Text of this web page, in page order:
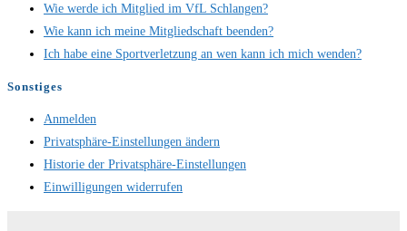
Wie werde ich Mitglied im VfL Schlangen?
Wie kann ich meine Mitgliedschaft beenden?
Ich habe eine Sportverletzung an wen kann ich mich wenden?
Sonstiges
Anmelden
Privatsphäre-Einstellungen ändern
Historie der Privatsphäre-Einstellungen
Einwilligungen widerrufen